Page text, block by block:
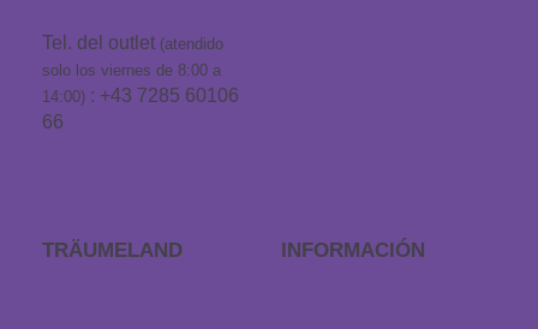
Tel. del outlet (atendido
solo los viernes de 8:00 a
14:00) : +43 7285 60106
66
TRÄUMELAND INFORMACIÓN